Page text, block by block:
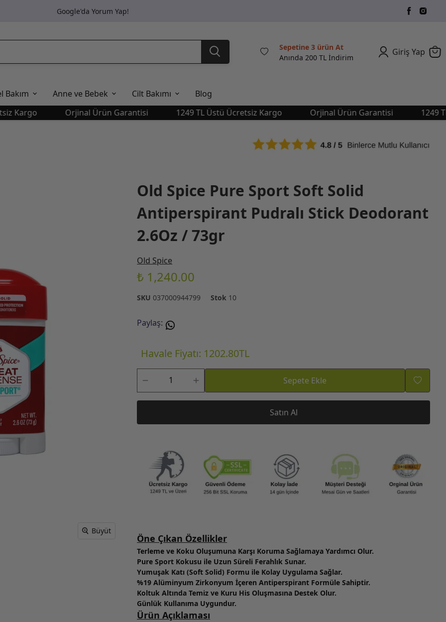
Google'da Yorum Yap!
Sepetine 3 ürün At
Anında 200 TL İndirim
Giriş Yap
Bakım Anne ve Bebek Cilt Bakımı
Blog
Orjinal Ürün Garantisi 1249 TL Üstü Ücretsiz Kargo Orjinal Ürün Garantisi 1249 TL
Büyüt
Old Spice Pure Sport Soft Solid
Antiperspirant Pudralı Stick Deodorant
2.6Oz / 73gr
Old Spice
₺ 1,240.00
SKU 037000944799 Stok 10
Paylaş:
Havale Fiyatı: 1202.80TL
Sepete Ekle
Satın Al
Öne Çıkan Özellikler
Terleme ve Koku Oluşumuna Karşı Koruma Sağlamaya Yardımcı Olur.
Pure Sport Kokusu ile Uzun Süreli Ferahlık Sunar.
Yumuşak Katı (Soft Solid) Formu ile Kolay Uygulama Sağlar.
%19 Alüminyum Zirkonyum İçeren Antiperspirant Formüle Sahiptir.
Koltuk Altında Temiz ve Kuru His Oluşmasına Destek Olur.
Günlük Kullanıma Uygundur.
Ürün Açıklaması